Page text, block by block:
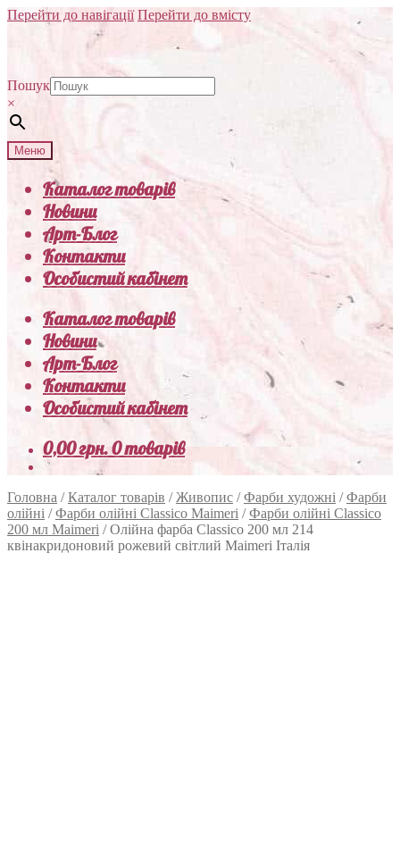
Перейти до навігації Перейти до вмісту
Пошук
×
Меню
Каталог товарів
Новини
Арт-Блог
Контакти
Особистий кабінет
Каталог товарів
Новини
Арт-Блог
Контакти
Особистий кабінет
0,00грн.0 товарів
Головна /Каталог товарів /Живопис /Фарби художні /Фарби
олійні /Фарби олійні Classico Maimeri /Фарби олійні Classico
200 мл Maimeri /Олійна фарба Classico 200 мл 214
квінакридоновий рожевий світлий Maimeri Італія